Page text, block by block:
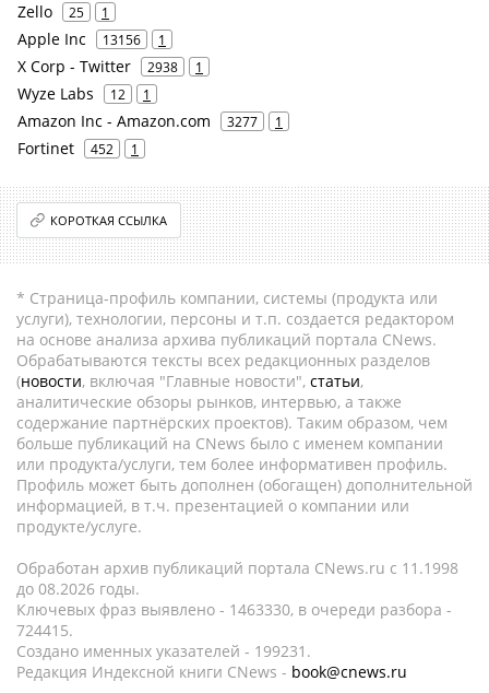
Zello 25 1
Apple Inc 13156 1
X Corp - Twitter 2938 1
Wyze Labs 12 1
Amazon Inc - Amazon.com 3277 1
Fortinet 452 1
КОРОТКАЯ ССЫЛКА
* Страница-профиль компании, системы (продукта или
услуги), технологии, персоны и т.п. создается редактором
на основе анализа архива публикаций портала CNews.
Обрабатываются тексты всех редакционных разделов
(новости, включая "Главные новости", статьи,
аналитические обзоры рынков, интервью, а также
содержание партнёрских проектов). Таким образом, чем
больше публикаций на CNews было с именем компании
или продукта/услуги, тем более информативен профиль.
Профиль может быть дополнен (обогащен) дополнительной
информацией, в т.ч. презентацией о компании или
продукте/услуге.
Обработан архив публикаций портала CNews.ru c 11.1998
до 08.2026 годы.
Ключевых фраз выявлено - 1463330, в очереди разбора -
724415.
Создано именных указателей - 199231.
Редакция Индексной книги CNews - book@cnews.ru